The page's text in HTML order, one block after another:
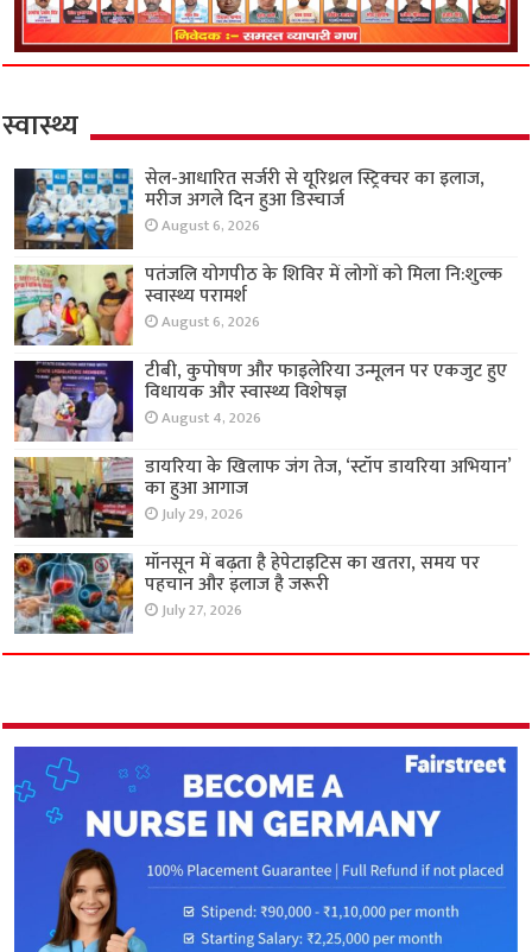
स्वास्थ्य
सेल-आधारित सर्जरी से यूरिथ्रल स्ट्रिक्चर का इलाज,
मरीज अगले दिन हुआ डिस्चार्ज
August 6, 2026
पतंजलि योगपीठ के शिविर में लोगों को मिला नि:शुल्क
स्वास्थ्य परामर्श
August 6, 2026
टीबी, कुपोषण और फाइलेरिया उन्मूलन पर एकजुट हुए
विधायक और स्वास्थ्य विशेषज्ञ
August 4, 2026
डायरिया के खिलाफ जंग तेज, ‘स्टॉप डायरिया अभियान’
का हुआ आगाज
July 29, 2026
मॉनसून में बढ़ता है हेपेटाइटिस का खतरा, समय पर
पहचान और इलाज है जरूरी
July 27, 2026